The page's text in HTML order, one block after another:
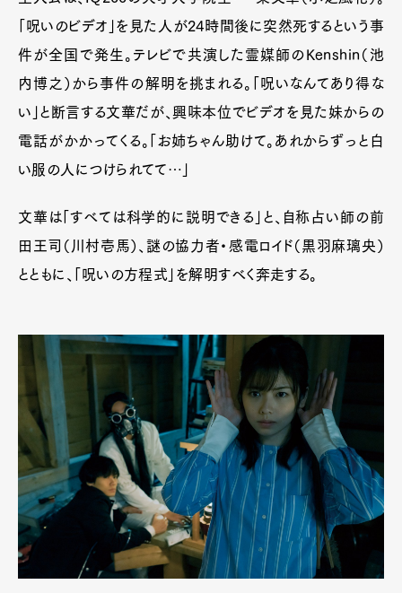
「呪いのビデオ」を⾒た⼈が24時間後に突然死するという事
件が全国で発⽣。テレビで共演した霊媒師のKenshin（池
内博之）から事件の解明を挑まれる。「呪いなんてあり得な
い」と断⾔する⽂華だが、興味本位でビデオを⾒た妹からの
電話がかかってくる。「お姉ちゃん助けて。あれからずっと⽩
い服の⼈につけられてて…」
⽂華は「すべては科学的に説明できる」と、⾃称占い師の前
⽥王司（川村壱⾺）、謎の協⼒者・感電ロイド（⿊⽻⿇璃央）
とともに、「呪いの⽅程式」を解明すべく奔⾛する。